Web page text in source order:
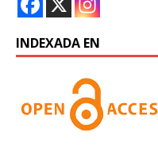
INDEXADA EN